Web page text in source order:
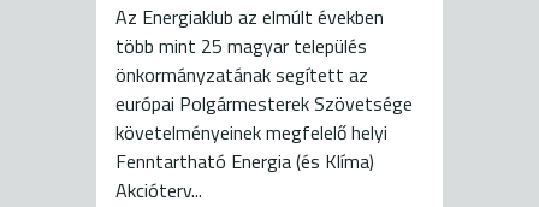
Az Energiaklub az elmúlt években
több mint 25 magyar település
önkormányzatának segített az
európai Polgármesterek Szövetsége
követelményeinek megfelelő helyi
Fenntartható Energia (és Klíma)
Akcióterv...